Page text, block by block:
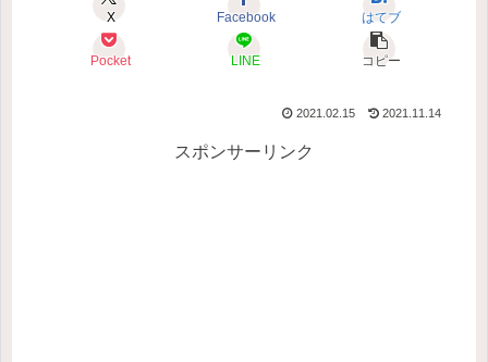
X Facebook はてブ
Pocket LINE コピー
2021.02.15 2021.11.14
スポンサーリンク